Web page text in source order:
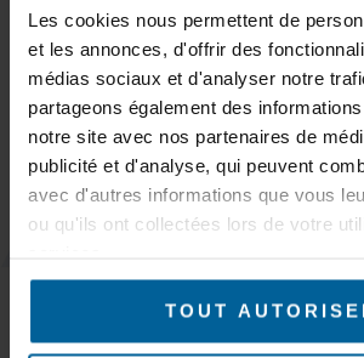
Les cookies nous permettent de
et les annonces, d'offrir des
médias sociaux et d'analyser notre
partageons également des
notre site avec nos partenaires de
publicité et d'analyse, qui peuvent
avec d'autres informations que vous
ou qu'ils ont collectées lors de votre
TOUT
S'inscrire
GARDEZ LE
CONTACT
MARCHÉS
Trains & Métros